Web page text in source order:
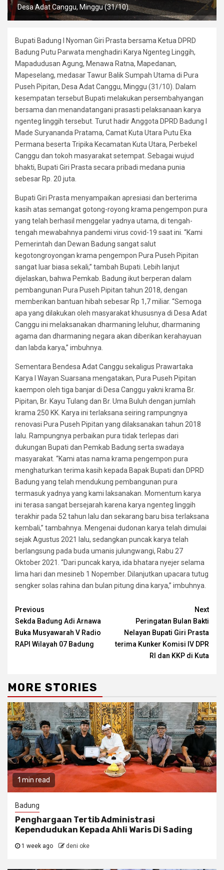
Desa Adat Canggu, Minggu (31/10).
Bupati Badung I Nyoman Giri Prasta bersama Ketua DPRD
Badung Putu Parwata menghadiri Karya Ngenteg Linggih,
Mapadudusan Agung, Menawa Ratna, Mapedanan,
Mapeselang, medasar Tawur Balik Sumpah Utama di Pura
Puseh Pipitan, Desa Adat Canggu, Minggu (31/10). Dalam
kesempatan tersebut Bupati melakukan persembahyangan
bersama dan menandatangani prasasti pelaksanaan karya
ngenteg linggih tersebut. Turut hadir Anggota DPRD Badung I
Made Suryananda Pratama, Camat Kuta Utara Putu Eka
Permana beserta Tripika Kecamatan Kuta Utara, Perbekel
Canggu dan tokoh masyarakat setempat. Sebagai wujud
bhakti, Bupati Giri Prasta secara pribadi medana punia
sebesar Rp. 20 juta.
Bupati Giri Prasta menyampaikan apresiasi dan berterima
kasih atas semangat gotong-royong krama pengempon pura
yang telah berhasil menggelar yadnya utama, di tengah-
tengah mewabahnya pandemi virus covid-19 saat ini. “Kami
Pemerintah dan Dewan Badung sangat salut
kegotongroyongan krama pengempon Pura Puseh Pipitan
sangat luar biasa sekali,” tambah Bupati. Lebih lanjut
dijelaskan, bahwa Pemkab. Badung ikut berperan dalam
pembangunan Pura Puseh Pipitan tahun 2018, dengan
memberikan bantuan hibah sebesar Rp 1,7 miliar. “Semoga
apa yang dilakukan oleh masyarakat khususnya di Desa Adat
Canggu ini melaksanakan dharmaning leluhur, dharmaning
agama dan dharmaning negara akan diberikan kerahayuan
dan labda karya,” imbuhnya.
Sementara Bendesa Adat Canggu sekaligus Prawartaka
Karya I Wayan Suarsana mengatakan, Pura Puseh Pipitan
kaempon oleh tiga banjar di Desa Canggu yakni krama Br.
Pipitan, Br. Kayu Tulang dan Br. Uma Buluh dengan jumlah
krama 250 KK. Karya ini terlaksana seiring rampungnya
renovasi Pura Puseh Pipitan yang dilaksanakan tahun 2018
lalu. Rampungnya perbaikan pura tidak terlepas dari
dukungan Bupati dan Pemkab Badung serta swadaya
masyarakat. “Kami atas nama krama pengempon pura
menghaturkan terima kasih kepada Bapak Bupati dan DPRD
Badung yang telah mendukung pembangunan pura
termasuk yadnya yang kami laksanakan. Momentum karya
ini terasa sangat bersejarah karena karya ngenteg linggih
terakhir pada 52 tahun lalu dan sekarang baru bisa terlaksana
kembali,” tambahnya. Mengenai dudonan karya telah dimulai
sejak Agustus 2021 lalu, sedangkan puncak karya telah
berlangsung pada buda umanis julungwangi, Rabu 27
Oktober 2021. “Dari puncak karya, ida bhatara nyejer selama
lima hari dan mesineb 1 Nopember. Dilanjutkan upacara tutug
sengker solas rahina dan bulan pitung dina karya,” imbuhnya.
Continue
Reading
Previous
Sekda Badung Adi Arnawa
Buka Musyawarah V Radio
RAPI Wilayah 07 Badung
Next
Peringatan Bulan Bakti
Nelayan Bupati Giri Prasta
terima Kunker Komisi IV DPR
RI dan KKP di Kuta
MORE STORIES
1 min read
Badung
Penghargaan Tertib Administrasi
Kependudukan Kepada Ahli Waris Di Sading
1 week ago deni oke